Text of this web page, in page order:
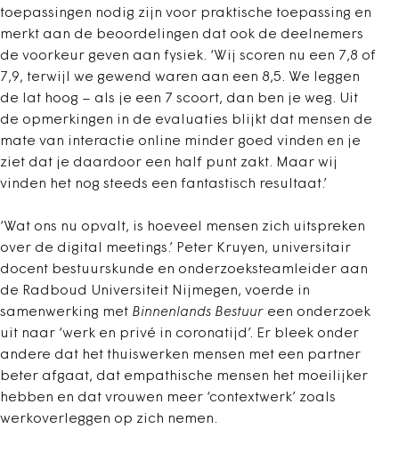
toepassingen nodig zijn voor praktische toepassing en
merkt aan de beoordelingen dat ook de deelnemers
de voorkeur geven aan fysiek. ‘Wij scoren nu een 7,8 of
7,9, terwijl we gewend waren aan een 8,5. We leggen
de lat hoog – als je een 7 scoort, dan ben je weg. Uit
de opmerkingen in de evaluaties blijkt dat mensen de
mate van interactie online minder goed vinden en je
ziet dat je daardoor een half punt zakt. Maar wij
vinden het nog steeds een fantastisch resultaat.’
‘Wat ons nu opvalt, is hoeveel mensen zich uitspreken
over de digital meetings.’ Peter Kruyen, universitair
docent bestuurskunde en onderzoeksteamleider aan
de Radboud Universiteit Nijmegen, voerde in
samenwerking met Binnenlands Bestuur een onderzoek
uit naar ‘werk en privé in coronatijd’. Er bleek onder
andere dat het thuiswerken mensen met een partner
beter afgaat, dat empathische mensen het moeilijker
hebben en dat vrouwen meer ‘contextwerk’ zoals
werkoverleggen op zich nemen.